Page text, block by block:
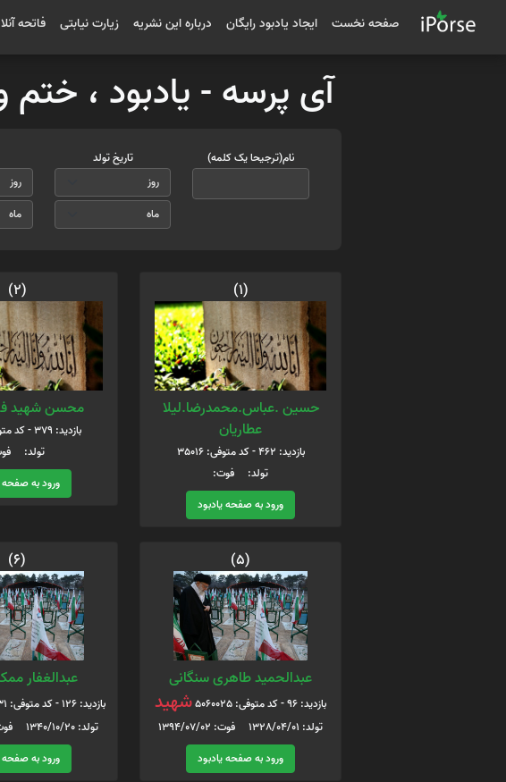
صفحه نخست ایجاد یادبود رایگان درباره این نشریه زیارت نیابتی فاتحه
آی پرسه - یادبود ، ختم
نام(ترجیحا یک کلمه) تاریخ تولد
(1)
حسین .عباس.محمدرضا.لیلا
عطاریان
بازدید: 462 - کد متوفی: 35016
تولد: فوت:
ورود به صفحه یادبود
(2)
محسن شهید
بازدید: 379 - کد متوفی: 68614
تولد:
ورود به صفحه
(5)
عبدالحمید طاهری سنگانی
بازدید: 96 - کد متوفی: 5060025 شهید
تولد: 1328/04/01 فوت: 1394/07/02
ورود به صفحه یادبود
(6)
عبدالغفار
بازدید: 126 - کد متوفی: 5060331
تولد: 1340/10/20 فوت: 1394/07/02
ورود به صفحه